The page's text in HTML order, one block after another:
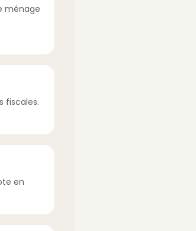
ménage
fiscales.
en